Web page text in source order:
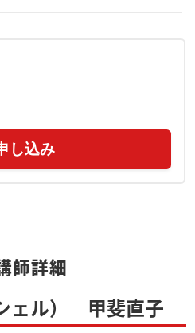
し込み
師詳細
ェル） 甲斐直子